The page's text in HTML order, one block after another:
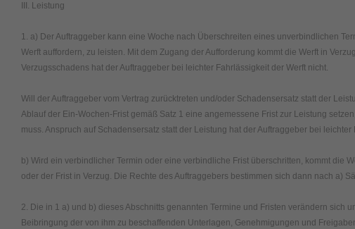
III. Leistung
1. a) Der Auftraggeber kann eine Woche nach Überschreiten eines unverbindlichen
Werft auffordern, zu leisten. Mit dem Zugang der Aufforderung kommt die Werft in
Verzugsschadens hat der Auftraggeber bei leichter Fahrlässigkeit der Werft nicht.
Will der Auftraggeber vom Vertrag zurücktreten und/oder Schadensersatz statt der
Ablauf der Ein-Wochen-Frist gemäß Satz 1 eine angemessene Frist zur Leistung
muss. Anspruch auf Schadensersatz statt der Leistung hat der Auftraggeber bei leichter
b) Wird ein verbindlicher Termin oder eine verbindliche Frist überschritten, kommt die
oder der Frist in Verzug. Die Rechte des Auftraggebers bestimmen sich dann nach a)
2. Die in 1 a) und b) dieses Abschnitts genannten Termine und Fristen verändern sich
Beibringung der von ihm zu beschaffenden Unterlagen, Genehmigungen und